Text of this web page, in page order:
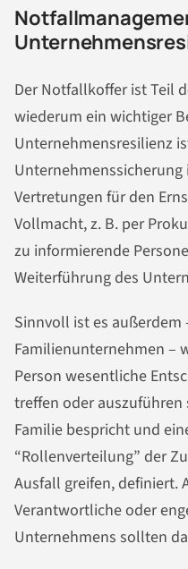
Der Notfallkoffer ist Teil
wiederum ein wichtiger
Unternehmensresilienz
Unternehmenssicherung
Vertretungen für den
Vollmacht, z. B. per
zu informierende
Weiterführung des
Sinnvoll ist es außerdem
Familienunternehmen –
Person wesentliche
treffen oder
Familie bespricht und
“Rollenverteilung” der
Ausfall greifen, definiert.
Verantwortliche oder
Unternehmens sollten